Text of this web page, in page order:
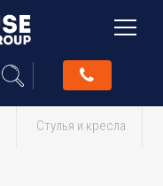
Стулья и кресла